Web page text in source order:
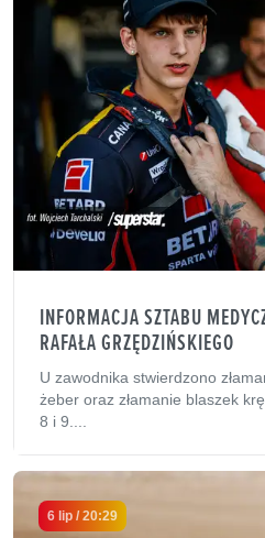
INFORMACJA SZTABU
RAFAŁA GRZĘDZIŃSKIEGO
U zawodnika stwierdzono
żeber oraz złamanie blaszek
8 i 9....
6 lip / 20:29